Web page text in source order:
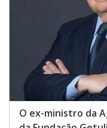
O ex-ministro da